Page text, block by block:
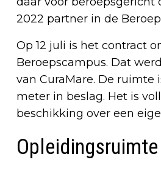
2022 partner in de
Op 12 juli is het contract
Beroepscampus. Dat
van CuraMare. De
meter in beslag. Het is
beschikking over een
Opleidingsruimte